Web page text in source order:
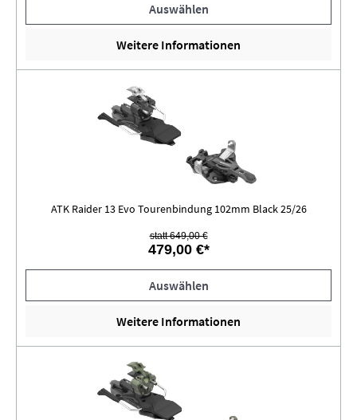
Auswählen
Weitere Informationen
ATK Raider 13 Evo Tourenbindung 102mm Black 25/26
statt 649,00 €
479,00 €*
Auswählen
Weitere Informationen